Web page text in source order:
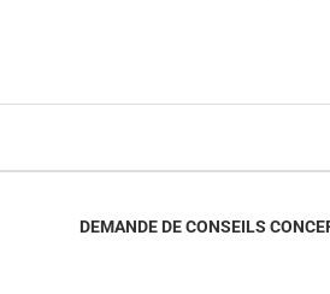
DEMANDE DE CONSEILS